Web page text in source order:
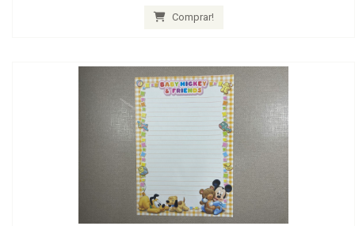
Comprar!